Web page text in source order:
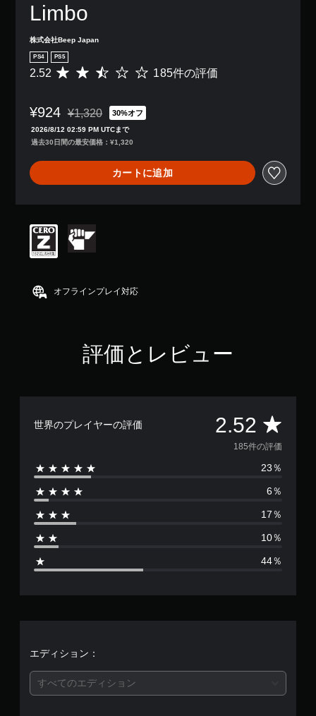
Limbo
株式会社Beep Japan
PS4 PS5
評
は
1
8
、
平
均
は
段
の
2.52 185件の評価
¥924 通常価格¥1,320より値引き
¥1,320 30%オフ
2026/8/12 02:59 PM UTCまで
過去30日間の最安価格：¥1,320
カートに追加
オフラインプレイ対応
評価とレビュー
世界のプレイヤーの評価 2.52 評
価
数
は
8
185件の評価
23％
6％
17％
10％
44％
エディション：
すべてのエディション